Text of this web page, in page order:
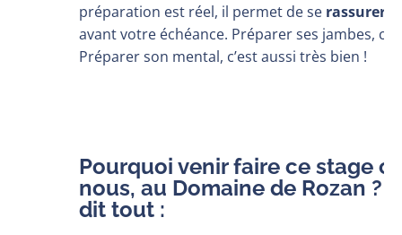
préparation est réel, il permet de se rassurer
avant votre échéance. Préparer ses jambes,
Préparer son mental, c’est aussi très bien !
Pourquoi venir faire ce stage
nous, au Domaine de Rozan ?
dit tout :